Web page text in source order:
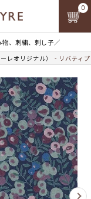
、刺繍、刺し子／
0
レオリジナル） リバティ